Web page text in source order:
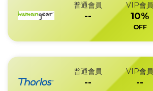
普通會員
--
VIP會員
10%
OFF
普通會員
--
VIP會員
--